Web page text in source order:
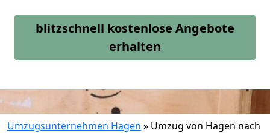
blitzschnell kostenlose Angebote
erhalten
Umzugsunternehmen Hagen » Umzug von Hagen nach